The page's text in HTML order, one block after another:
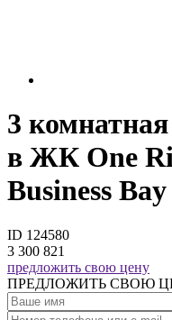
3
в ЖК One
Business Bay
ID 124580
3 300 821
предложить свою цену
ПРЕДЛОЖИТЬ СВОЮ